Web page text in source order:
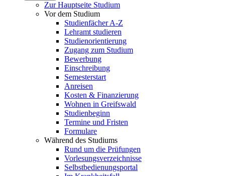
Zur Hauptseite Studium
Vor dem Studium
Studienfächer A-Z
Lehramt studieren
Studienorientierung
Zugang zum Studium
Bewerbung
Einschreibung
Semesterstart
Anreisen
Kosten & Finanzierung
Wohnen in Greifswald
Studienbeginn
Termine und Fristen
Formulare
Während des Studiums
Rund um die Prüfungen
Vorlesungsverzeichnisse
Selbstbedienungsportal